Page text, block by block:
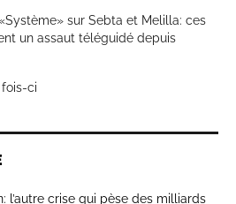
sur Sebta et Melilla: ces
un assaut téléguidé depuis
fois-ci
l’autre crise qui pèse des milliards